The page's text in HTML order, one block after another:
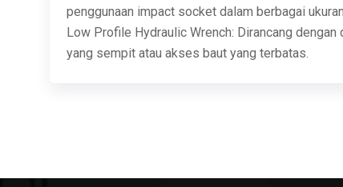
penggunaan impact socket dalam berbagai
Low Profile Hydraulic Wrench: Dirancang
yang sempit atau akses baut yang terbatas.